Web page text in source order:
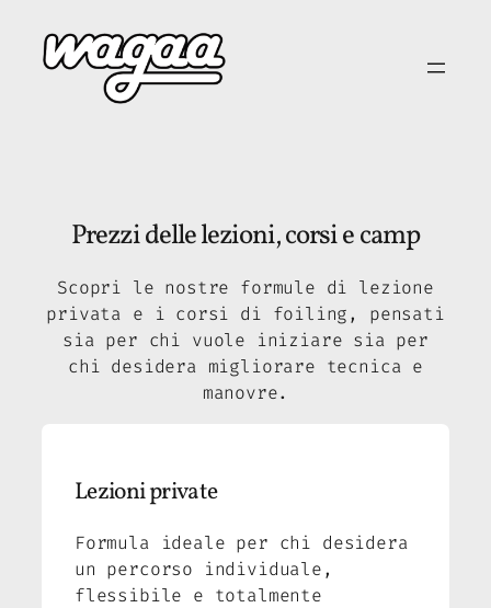
contenuto
Prezzi delle lezioni, corsi e camp
Scopri le nostre formule di lezione
privata e i corsi di foiling, pensati
sia per chi vuole iniziare sia per
chi desidera migliorare tecnica e
manovre.
Lezioni private
Formula ideale per chi desidera
un percorso individuale,
flessibile e totalmente